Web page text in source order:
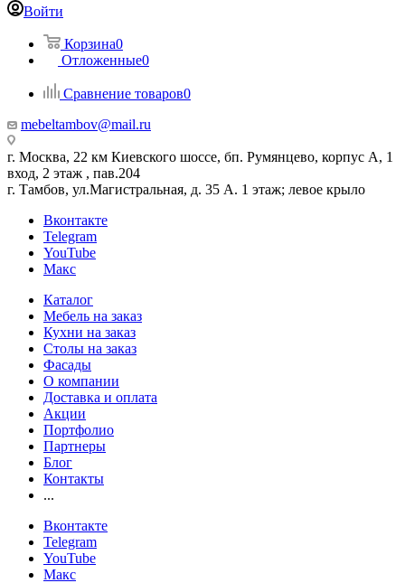
Войти
Корзина0
Отложенные0
Сравнение товаров0
mebeltambov@mail.ru
г. Москва, 22 км Киевского шоссе, бп. Румянцево, корпус А, 1
вход, 2 этаж , пав.204
г. Тамбов, ул.Магистральная, д. 35 А. 1 этаж; левое крыло
Вконтакте
Telegram
YouTube
Макс
Каталог
Мебель на заказ
Кухни на заказ
Столы на заказ
Фасады
О компании
Доставка и оплата
Акции
Портфолио
Партнеры
Блог
Контакты
...
Вконтакте
Telegram
YouTube
Макс